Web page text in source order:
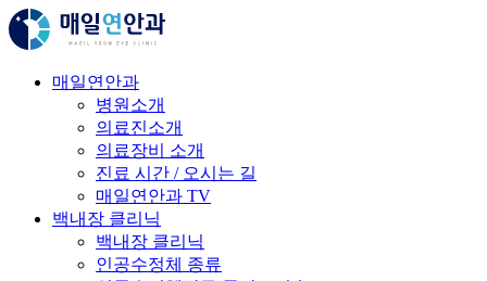
매일연안과
병원소개
의료진소개
의료장비 소개
진료 시간 / 오시는 길
매일연안과 TV
백내장 클리닉
백내장 클리닉
인공수정체 종류